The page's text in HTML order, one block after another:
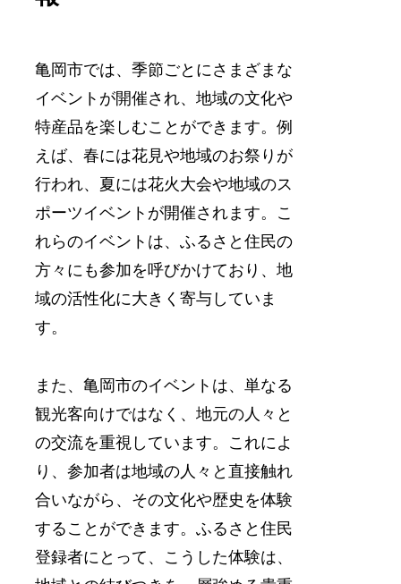
亀岡市では、季節ごとにさまざまな
イベントが開催され、地域の文化や
特産品を楽しむことができます。例
えば、春には花見や地域のお祭りが
行われ、夏には花火大会や地域のス
ポーツイベントが開催されます。こ
れらのイベントは、ふるさと住民の
方々にも参加を呼びかけており、地
域の活性化に大きく寄与していま
す。
また、亀岡市のイベントは、単なる
観光客向けではなく、地元の人々と
の交流を重視しています。これによ
り、参加者は地域の人々と直接触れ
合いながら、その文化や歴史を体験
することができます。ふるさと住民
登録者にとって、こうした体験は、